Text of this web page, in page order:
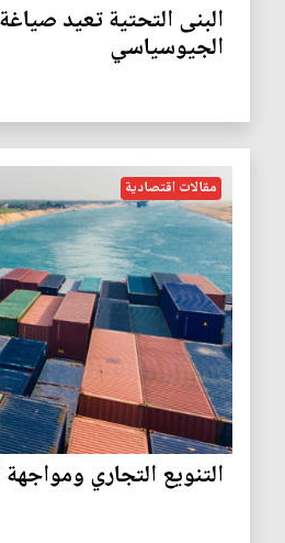
البنى التحتية تعيد
الجيوسياسي
مقالات اقتصادية
التنويع التجاري